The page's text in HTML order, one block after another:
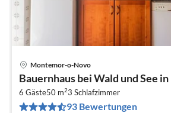
Montemor-o-Novo
Bauernhaus bei Wald und See
6 Gäste50 m23 Schlafzimmer
93 Bewertungen